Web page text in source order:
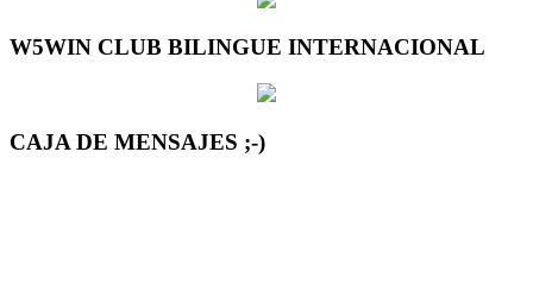
W5WIN CLUB BILINGUE INTERNACIONAL
CAJA DE MENSAJES ;-)